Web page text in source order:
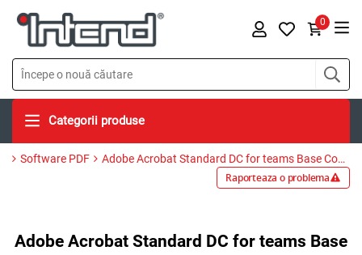
0
Categorii produse
Software PDF Adobe Acrobat Standard DC for teams Base Commercial, Multilanguage, Windows/Mac, Abonament anual, Level 1 1-9
Raporteaza o problema
Adobe Acrobat Standard DC for teams Base